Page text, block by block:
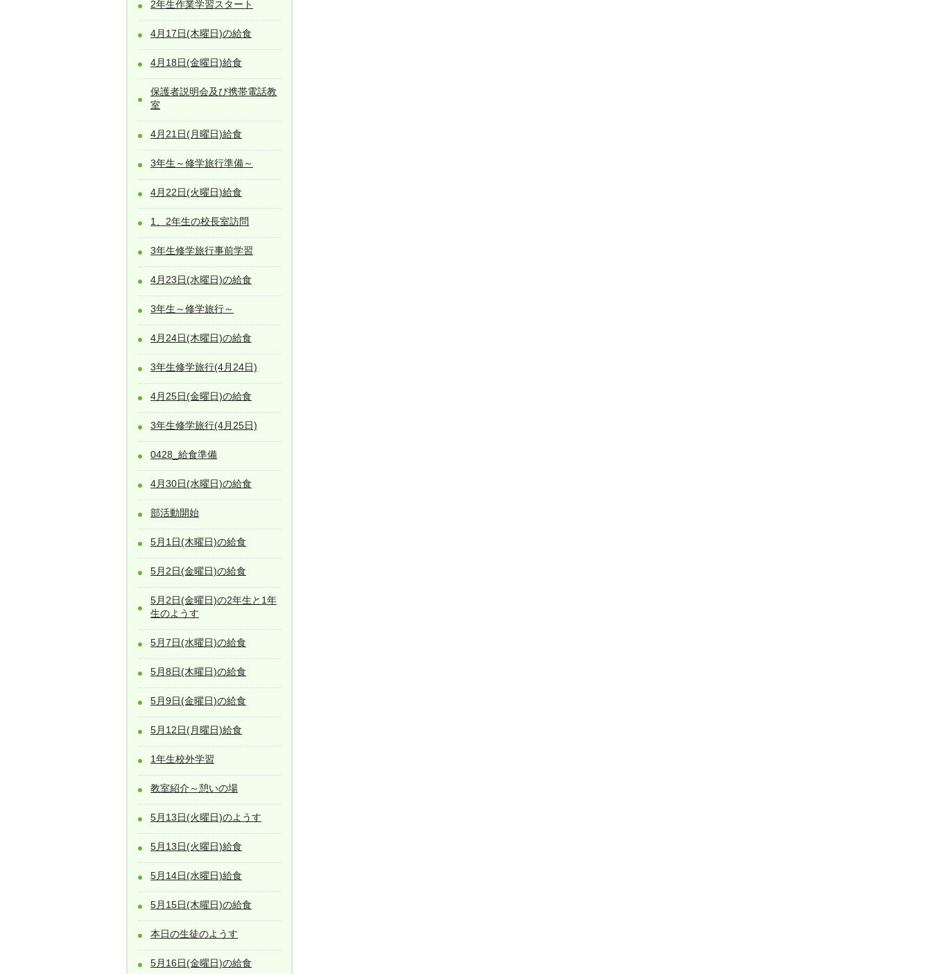
2年生作業学習スタート
4月17日(木曜日)の給食
4月18日(金曜日)給食
保護者説明会及び携帯電話教
室
4月21日(月曜日)給食
3年生～修学旅行準備～
4月22日(火曜日)給食
1、2年生の校長室訪問
3年生修学旅行事前学習
4月23日(水曜日)の給食
3年生～修学旅行～
4月24日(木曜日)の給食
3年生修学旅行(4月24日)
4月25日(金曜日)の給食
3年生修学旅行(4月25日)
0428_給食準備
4月30日(水曜日)の給食
部活動開始
5月1日(木曜日)の給食
5月2日(金曜日)の給食
5月2日(金曜日)の2年生と1年
生のようす
5月7日(水曜日)の給食
5月8日(木曜日)の給食
5月9日(金曜日)の給食
5月12日(月曜日)給食
1年生校外学習
教室紹介～憩いの場
5月13日(火曜日)のようす
5月13日(火曜日)給食
5月14日(水曜日)給食
5月15日(木曜日)の給食
本日の生徒のようす
5月16日(金曜日)の給食